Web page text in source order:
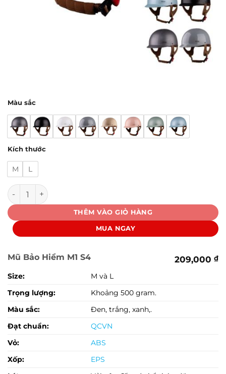
Màu sắc
Kích thước
M L
Mũ Bảo Hiểm M1 S4 số lượng
THÊM VÀO GIỎ HÀNG
MUA NGAY
Mũ Bảo Hiểm M1 S4 209,000 ₫
Size:
M và L
Trọng lượng:
Khoảng 500 gram.
Màu sắc:
Đen, trắng, xanh,.
Đạt chuẩn:
QCVN
Vỏ:
ABS
Xốp:
EPS